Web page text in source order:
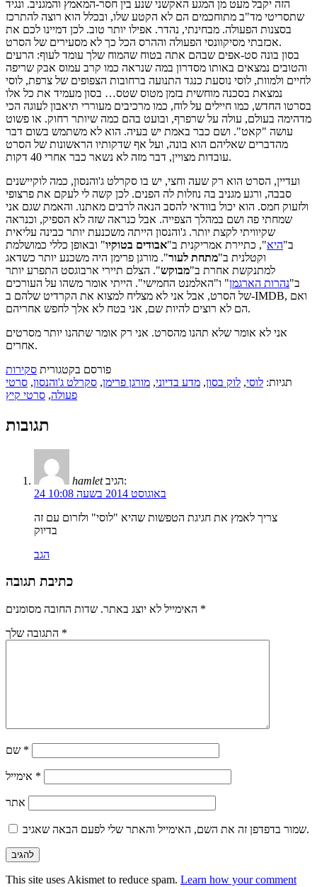
הזה יקבל מעט מן המגע האקשני שנע בין חסר-המאמץ והמגניב. ונגיד
שתסריטי מד"ב מתוחכמים הם לא הקטע שלו, ובכלל הוא רוצה להתרכז
בסצנות הפעולה. מבחינתי, נהדר. אפילו יותר טוב. לכן דמיינו לכם את
אכזבתי מסיקוונסי הפעולה וההרס הכל כך לא מסעירים של הסרט.
בסון בונה סט-אפים שבהם אתה בטוח שהמוח שלך עומד לעוף: הרעים
והטובים נמצאים באותו מסדרון במה שנראה כמו קרב עמוס אבק שריפה
לחיים ולמוות, לוסי נוסעת כנגד התנועה ברחובות הצפופים של צרפת, לוסי
נמצאת בסכנה מוחשית בזמן מטוס שטס… בסון מעמיד את כל אלו
בסרטו החדש, כמו חיילים על לוח, כמו מרכיבים מעוררי תיאבון לעוגה הכי
מדהימה בעולם, עולה על שרפרף, ובועט בהם כמה שיותר רחוק. או פשוט
עושה "קאט". ושם כבר באמת יש בעיה. הוא לא משתמש בשום דבר
מהדברים שאליהם הוא בונה, ועל אף שדקותיו הראשונות של הסרט
עובדות מצויין, דבר מזה לא נשאר כבר אחרי 40 דקות.
ועדיין, הסרט הוא רק שעה וחצי, יש בו סקרלט ג'והנסון, כמה לוקיישנים
סבבה, ורגע מגניב בה נוזלות לה הפנים. לכן קשה לי לעקם את פרצופי
ולזעוק חמס. הוא יכול בוודאי להסב הנאה לרבים מאתנו. והאמת שגם אני
שמחתי פה ושם במהלך הצפייה. אבל כנראה שזה לא הספיק, וכנראה
שקיוויתי לקצת יותר. ג'והנסון הייתה משכנעת יותר כבינה עליאית
ב"היא", כתיירת אמריקנית ב"אבודים בטוקיו" ובאופן כללי כמושלמת
וקטלנית ב"מתחת לעור". מורגן פרימן היה משכנע יותר כשדאג
למתנקשת אחרת ב"מבוקש". הצלם תיירי ארבוגסט התפרע יותר
ב"נהרות הארגמן" ו"האלמנט החמישי". הייתי אומר משהו על העורכים
של הסרט, אבל אני לא מצליח למצוא את הקרדיט שלהם ב-IMDB, ואם
הם לא רוצים להיות שם, אני בטח לא אלך לחפש אחריהם.
אני לא אומר שלא תהנו מהסרט. אני רק אומר שתהנו יותר מסרטים
אחרים.
פורסם בקטגורית סקירות
תגיות: לוסי, לוק בסון, מדע בדיוני, מורגן פרימן, סקרלט ג'והנסון, סרטי
פעולה, סרטי קיץ
תגובות
hamlet
הגיב:
24 באוגוסט 2014 בשעה 10:08
צריך לאמץ את חגיגת הטפשות שהיא "לוסי" ולזרום עם זה
בדיוק
הגב
כתיבת תגובה
האימייל לא יוצג באתר. *
*
*
*
אתר
שמור בדפדפן זה את השם, האימייל והאתר שלי לפעם הבאה שאגיב.
This site uses Akismet to reduce spam. Learn how your comment